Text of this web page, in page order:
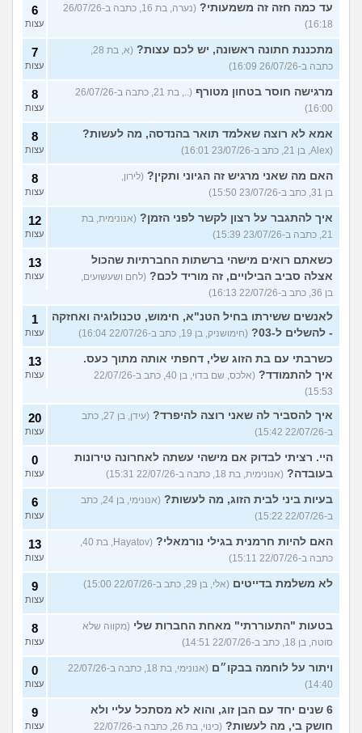
עד כמה חזה זה משמעותי?
(נערה, בת 16, כתבה ב-26/07/26
16:18)
6
עצות
מתכננת חתונה ראשונה, יש לכם עצות?
(א, בת 28,
כתבה ב-26/07/26 16:09)
7
עצות
מרגישה חוסר בטחון מטורף
(.., בת 21, כתבה ב-26/07/26
16:00)
8
עצות
אמא לא רוצה שאלמד תואר בהנדסה, מה לעשות?
(Alex, בן 21, כתב ב-23/07/26 16:01)
8
עצות
האם מה שאני מרגיש זה הגיוני ותקין? (לירון,
בן 31, כתב ב-23/07/26 15:50)
8
עצות
איך להתגבר על רצון לקשר לפני הזמן? (אנונימית, בת
21, כתבה ב-23/07/26 15:39)
12
עצות
כשאתם רואים מישהי ברשתות החברתיות שהכול
אצלה סביב הבילויים, זה מוריד לכם? (לחם ושעשועים,
בן 36, כתב ב-22/07/26 16:13)
13
עצות
לאנשים ששירתו בחיל הטנ"א, חימוש, טכנולוגיה ואחזקה
- להשלים ל-03?
(חימושניק, בן 19, כתב ב-22/07/26 16:04)
1
עצות
כשרבתי עם בת הזוג שלי, דחפתי אותה מתוך כעס.
איך להתמודד?
(אלכס, שם בדוי, בן 40, כתב ב-22/07/26
15:53)
13
עצות
איך להסביר לה שאני רוצה להיפרד?
(עידן, בן 27, כתב
ב-22/07/26 15:42)
20
עצות
היי. רציתי לבדוק אם מישהי עשתה לאחרונה טירונות
בעובדה? (אנונימית, בת 18, כתבה ב-22/07/26 15:31)
0
עצות
בעיות ביני לבית הזוג, מה לעשות?
(אנונימי, בן 24, כתב
ב-22/07/26 15:22)
6
עצות
האם להיות חרמנית בגילי נורמאלי?
(Hayatov, בת 40,
כתבה ב-22/07/26 15:11)
13
עצות
לא משלמת בדייטים (אלי, בן 29, כתב ב-22/07/26 15:00) 9
עצות
בטעות "התעוררתי" מאחת החברות שלי (מקווה שלא
סוטה, בן 18, כתב ב-22/07/26 14:51)
8
עצות
ויתור על לוחמה בבקו״ם
(אנונימי, בת 18, כתבה ב-22/07/26
14:40)
0
עצות
6 שנים יחד עם הבן זוג, והוא לא מסתכל עליי ולא
חושק בי, מה לעשות?
(כינוי, בת 26, כתבה ב-22/07/26
9
עצות